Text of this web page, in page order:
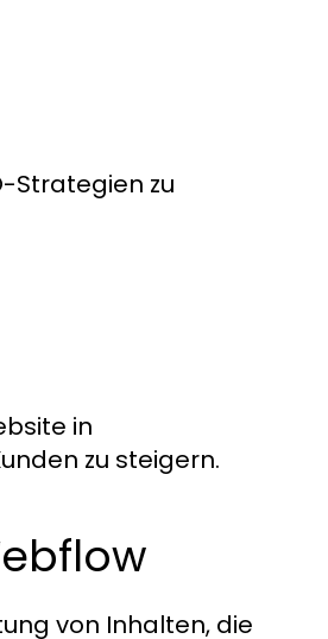
Strategien zu
in
zu steigern.
von Inhalten, die